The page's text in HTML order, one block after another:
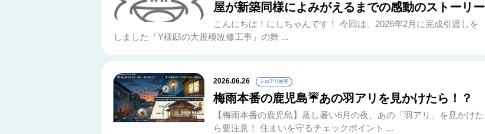
屋が新築同様によみがえるまでの感動のストーリー
こんにちは！にしちゃんです！ 今回は、2026年2月に完成引渡しを
しました「Y様邸の大規模改修工事」の舞 ...
2026.06.26 シロアリ被害
梅雨本番の鹿児島☔あの羽アリを見かけたら！？
【梅雨本番の鹿児島】蒸し暑い6月の夜、あの「羽アリ」を見かけた
ら要注意！ 住まいを守るチェックポイント ...